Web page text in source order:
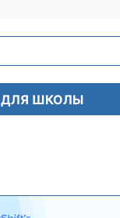
ДЛЯ ШКОЛЫ